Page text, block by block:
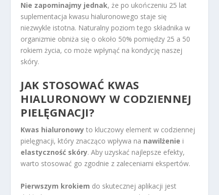
Nie zapominajmy jednak, że po ukończeniu 25 lat
suplementacja kwasu hialuronowego staje się
niezwykle istotna. Naturalny poziom tego składnika w
organizmie obniża się o około 50% pomiędzy 25 a 50
rokiem życia, co może wpłynąć na kondycję naszej
skóry.
JAK STOSOWAĆ KWAS
HIALURONOWY W CODZIENNEJ
PIELĘGNACJI?
Kwas hialuronowy to kluczowy element w codziennej
pielęgnacji, który znacząco wpływa na nawilżenie i
elastyczność skóry. Aby uzyskać najlepsze efekty,
warto stosować go zgodnie z zaleceniami ekspertów.
Pierwszym krokiem do skutecznej aplikacji jest